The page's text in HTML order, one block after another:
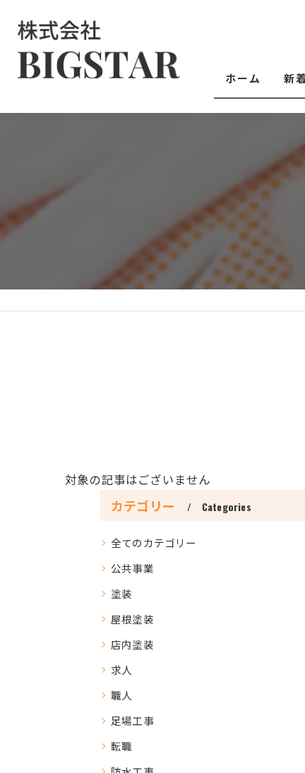
ホーム 新
対象の記事はございません
カテゴリー Categories
全てのカテゴリー
公共事業
塗装
屋根塗装
店内塗装
求人
職人
足場工事
転職